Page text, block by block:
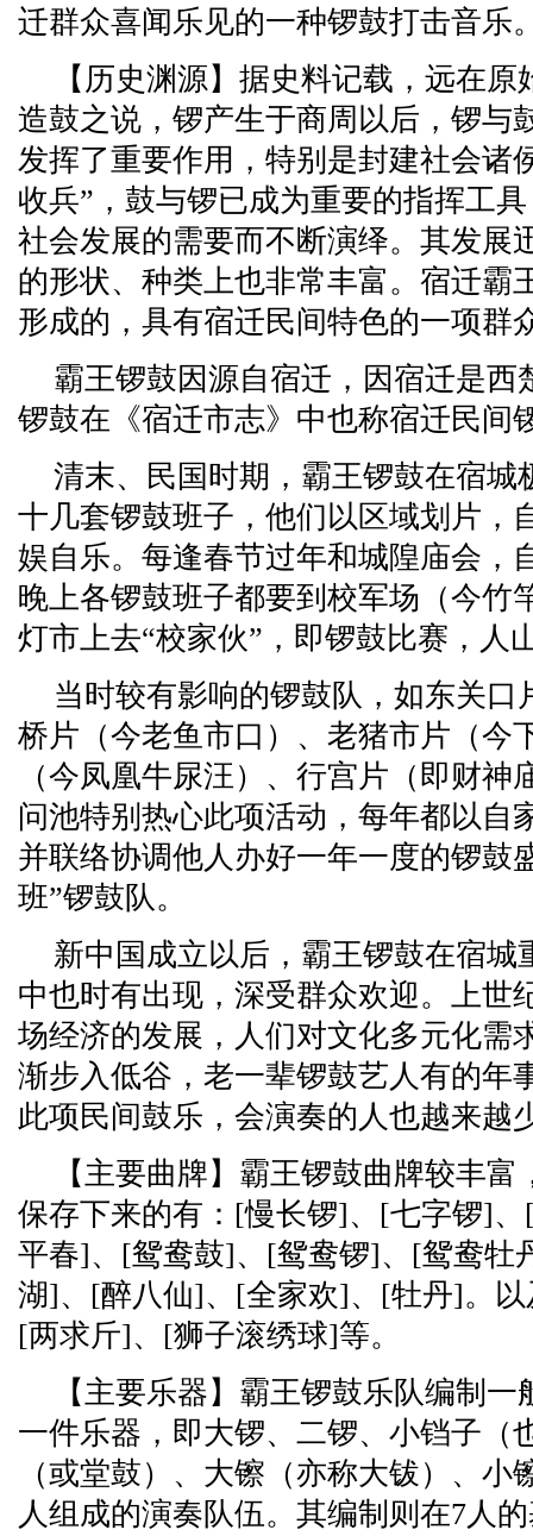
迁群众喜闻乐见的一种锣鼓打击音乐
【历史渊源】据史料记载，远在
造鼓之说，锣产生于商周以后，锣与
发挥了重要作用，特别是封建社会诸
收兵”，鼓与锣已成为重要的指挥工
社会发展的需要而不断演绎。其发展
的形状、种类上也非常丰富。宿迁霸
形成的，具有宿迁民间特色的一项群
霸王锣鼓因源自宿迁，因宿迁是西
锣鼓在《宿迁市志》中也称宿迁民间
清末、民国时期，霸王锣鼓在宿城
十几套锣鼓班子，他们以区域划片，
娱自乐。每逢春节过年和城隍庙会，
晚上各锣鼓班子都要到校军场（今竹
灯市上去“校家伙”，即锣鼓比赛，人
当时较有影响的锣鼓队，如东关口
桥片（今老鱼市口）、老猪市片（今
（今凤凰牛尿汪）、行宫片（即财
问池特别热心此项活动，每年都以自
并联络协调他人办好一年一度的锣鼓
班”锣鼓队。
新中国成立以后，霸王锣鼓在宿城
中也时有出现，深受群众欢迎。上世
场经济的发展，人们对文化多元化需
渐步入低谷，老一辈锣鼓艺人有的年
此项民间鼓乐，会演奏的人也越来越
【主要曲牌】霸王锣鼓曲牌较丰
保存下来的有：[慢长锣]、[七字锣]
平春]、[鸳鸯鼓]、[鸳鸯锣]、[鸳鸯牡
湖]、[醉八仙]、[全家欢]、[牡丹]。
[两求斤]、[狮子滚绣球]等。
【主要乐器】霸王锣鼓乐队编制
一件乐器，即大锣、二锣、小铛子（
（或堂鼓）、大镲（亦称大钹）、
人组成的演奏队伍。其编制则在7人